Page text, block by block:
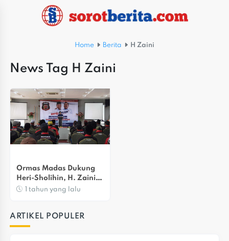
Home Berita H Zaini
News Tag H Zaini
Ormas Madas Dukung
Heri-Sholihin, H. Zaini:
Kita Pasti Menang!
1 tahun yang lalu
ARTIKEL POPULER